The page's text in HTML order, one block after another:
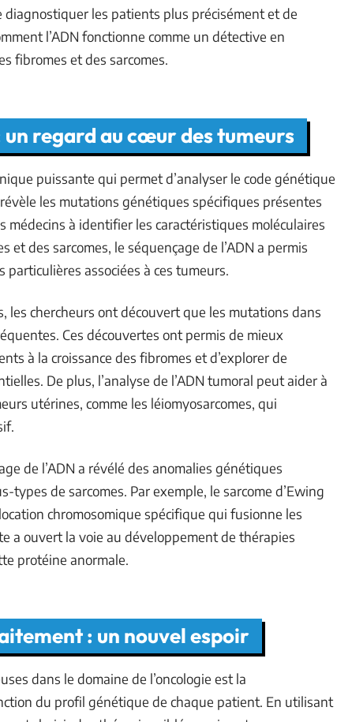
les patients plus précisément et de
l’ADN fonctionne comme un détective en
fibromes et des sarcomes.
un regard au cœur des tumeurs
puissante qui permet d’analyser le code génétique
les mutations génétiques spécifiques présentes
à identifier les caractéristiques moléculaires
et des sarcomes, le séquençage de l’ADN a permis
associées à ces tumeurs.
les chercheurs ont découvert que les mutations dans
Ces découvertes ont permis de mieux
à la croissance des fibromes et d’explorer de
De plus, l’analyse de l’ADN tumoral peut aider à
utérines, comme les léiomyosarcomes, qui
de l’ADN a révélé des anomalies génétiques
types de sarcomes. Par exemple, le sarcome d’Ewing
chromosomique spécifique qui fusionne les
a ouvert la voie au développement de thérapies
protéine anormale.
: un nouvel espoir
dans le domaine de l’oncologie est la
du profil génétique de chaque patient. En utilisant